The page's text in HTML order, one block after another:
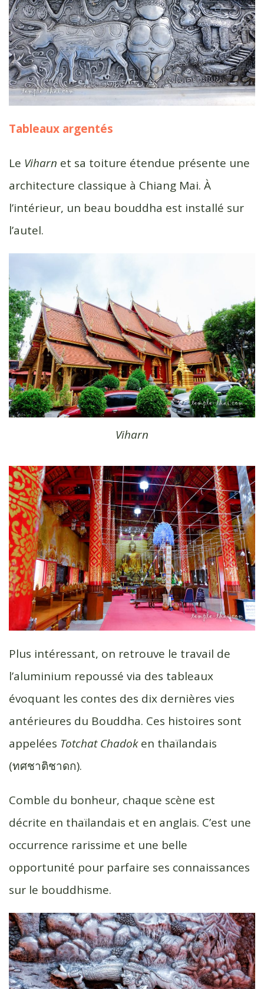
Tableaux argentés
Le Viharn et sa toiture étendue présente une
architecture classique à Chiang Mai. À
l’intérieur, un beau bouddha est installé sur
l’autel.
Viharn
Plus intéressant, on retrouve le travail de
l’aluminium repoussé via des tableaux
évoquant les contes des dix dernières vies
antérieures du Bouddha. Ces histoires sont
appelées Totchat Chadoken thaïlandais
(ทศชาติ​ชาดก).
Comble du bonheur, chaque scène est
décrite en thaïlandais et en anglais. C’est une
occurrence rarissime et une belle
opportunité pour parfaire ses connaissances
sur le bouddhisme.